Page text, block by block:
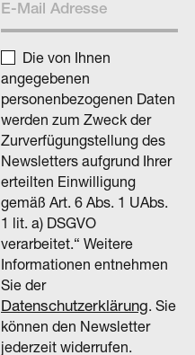
Die von Ihnen
angegebenen
personenbezogenen Daten
werden zum Zweck der
Zurverfügungstellung des
Newsletters aufgrund Ihrer
erteilten Einwilligung
gemäß Art. 6 Abs. 1 UAbs.
1 lit. a) DSGVO
verarbeitet.“ Weitere
Informationen entnehmen
Sie der
Datenschutzerklärung . Sie
können den Newsletter
jederzeit widerrufen.